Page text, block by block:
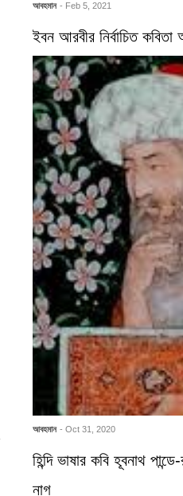
আবহমান - Feb 5, 2021
ইবন আরবীর নির্বাচিত কবিতা
আবহমান - Oct 31, 2020
হিন্দি ভাষার কবি হূবনাথ
নাগ